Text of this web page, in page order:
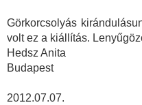
Görkorcsolyás
volt ez a kiállítás.
Hedsz Anita
Budapest
2012.07.07.